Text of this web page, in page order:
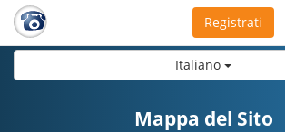
Italiano
Registrati
Mappa del Sito